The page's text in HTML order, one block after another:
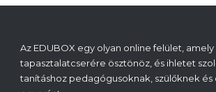
Az EDUBOX egy olyan online felület, amely
tapasztalatcserére ösztönöz, és ihletet
tanításhoz pedagógusoknak, szülőknek és